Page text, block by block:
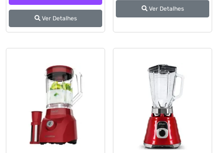
Ver Detalhes
Ver Detalhes